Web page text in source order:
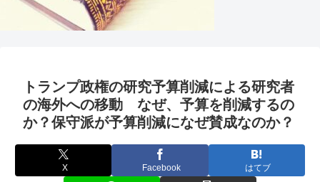
トランプ政権の研究予算削減による研究者
の海外への移動 なぜ、予算を削減するの
か？保守派が予算削減になぜ賛成なのか？
X Facebook はてブ